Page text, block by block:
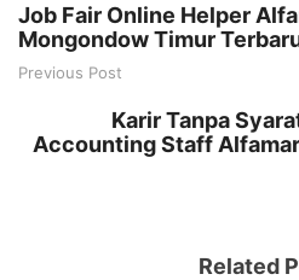
Job Fair Online Helper
Mongondow Timur
Previous Post
Karir Tanpa
Accounting Staff
Related